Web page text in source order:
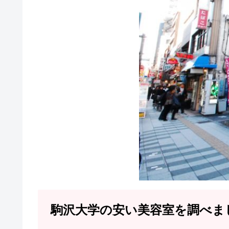
駒沢大学の安い美容室を調べま